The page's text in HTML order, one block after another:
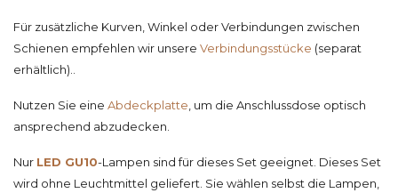
Für zusätzliche Kurven, Winkel oder Verbindungen zwischen
Schienen empfehlen wir unsere Verbindungsstücke (separat
erhältlich)..
Nutzen Sie eine Abdeckplatte , um die Anschlussdose optisch
ansprechend abzudecken.
Nur LED GU10-Lampen sind für dieses Set geeignet. Dieses Set
wird ohne Leuchtmittel geliefert. Sie wählen selbst die Lampen,